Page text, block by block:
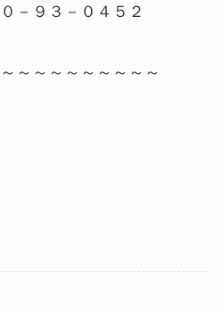
－９３－０４５２
～～～～～～～～～